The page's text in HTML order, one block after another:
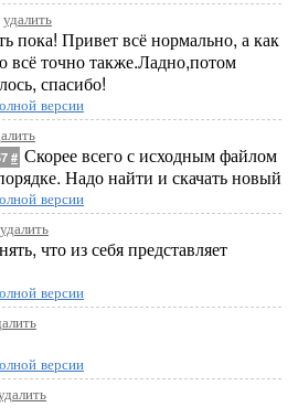
удалить
пока! Привет всё нормально, а как
всё точно также.Ладно,потом
спасибо!
версии
# Скорее всего с исходным файлом
Надо найти и скачать новый
версии
удалить
что из себя представляет
версии
версии